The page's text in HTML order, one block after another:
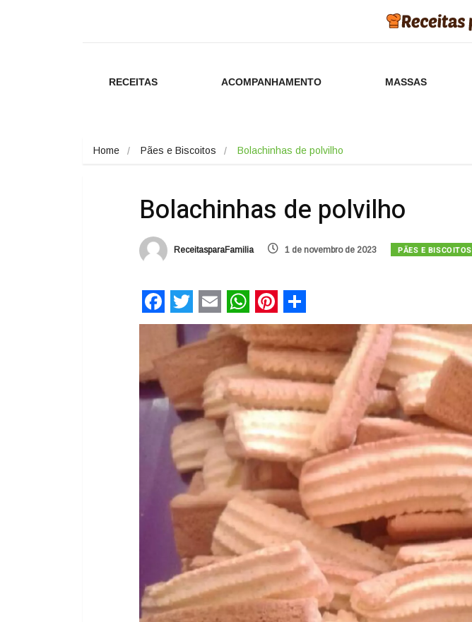
RECEITAS ACOMPANHAMENTO MASSAS
Home Pães e Biscoitos Bolachinhas de polvilho
Bolachinhas de polvilho
ReceitasparaFamilia 1 de novembro de 2023 PÃES E BISCOITOS
Facebook
Twitter
EmailWhatsApp
Pinterest
Share